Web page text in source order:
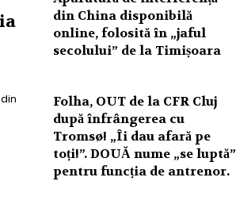
din China disponibilă
online, folosită în „jaful
secolului” de la Timișoara
Folha, OUT de la CFR Cluj
după înfrângerea cu
Tromsø! „Îi dau afară pe
toți!”. DOUĂ nume „se luptă”
pentru funcția de antrenor.